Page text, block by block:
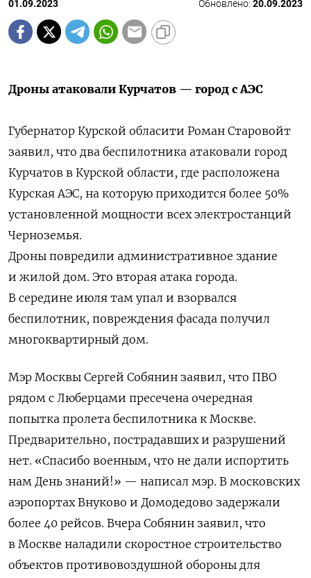
01.09.2023 Обновлено: 20.09.2023
Дроны атаковали Курчатов — город с АЭС
Губернатор Курской обласити Роман Старовойт
заявил, что два беспилотника атаковали город
Курчатов в Курской области, где расположена
Курская АЭС, на которую приходится более 50%
установленной мощности всех электростанций
Черноземья.
Дроны повредили административное здание
и жилой дом. Это вторая атака города.
В середине июля там упал и взорвался
беспилотник, повреждения фасада получил
многоквартирный дом.
Мэр Москвы Сергей Собянин заявил, что ПВО
рядом с Люберцами пресечена очередная
попытка пролета беспилотника к Москве.
Предварительно, пострадавших и разрушений
нет. «Спасибо военным, что не дали испортить
нам День знаний!» — написал мэр. В московских
аэропортах Внуково и Домодедово задержали
более 40 рейсов. Вчера Собянин заявил, что
в Москве наладили скоростное строительство
объектов противовоздушной обороны для